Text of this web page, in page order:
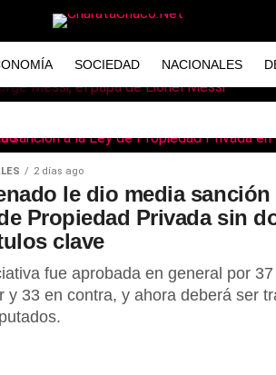
SOCIEDAD NACIONALES
2 días ago
le dio media sanción
Propiedad Privada sin
clave
fue aprobada en general por
y 33 en contra, y ahora deberá ser